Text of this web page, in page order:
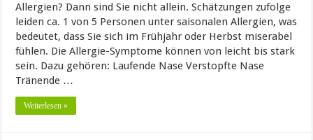
Allergien? Dann sind Sie nicht allein. Schätzungen zufolge
leiden ca. 1 von 5 Personen unter saisonalen Allergien, was
bedeutet, dass Sie sich im Frühjahr oder Herbst miserabel
fühlen. Die Allergie-Symptome können von leicht bis stark
sein. Dazu gehören: Laufende Nase Verstopfte Nase
Tränende …
Weiterlesen »